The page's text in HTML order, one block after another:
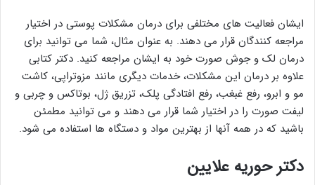
ایشان فعالیت های مختلفی برای درمان مشکلات پوستی در اختیار
مراجعه کنندگان قرار می دهند. به عنوان مثال، شما می توانید برای
درمان لک و جوش صورت خود به ایشان مراجعه کنید. دکتر کتابی
علاوه بر درمان این مشکلات، خدمات دیگری مانند مزوتراپی، کاشت
مو و ابرو، رفع غبغب، رفع افتادگی پلک، تزریق ژل، بوتاکس و چربی و
لیفت صورت را در اختیار شما قرار می دهند و می توانید مطمئن
باشید که در همه آنها از بهترین مواد و دستگاه ها استفاده می شود.
دکتر حوریه علایین